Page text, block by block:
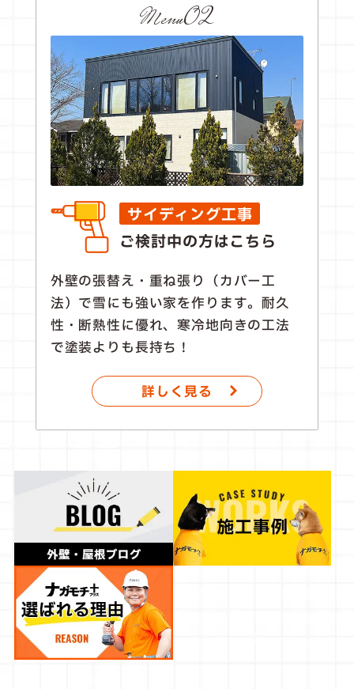
Menu02
サイディング工事
ご検討中の方はこちら
外壁の張替え・重ね張り（カバー工
法）で雪にも強い家を作ります。耐久
性・断熱性に優れ、寒冷地向きの工法
で塗装よりも長持ち！
詳しく見る